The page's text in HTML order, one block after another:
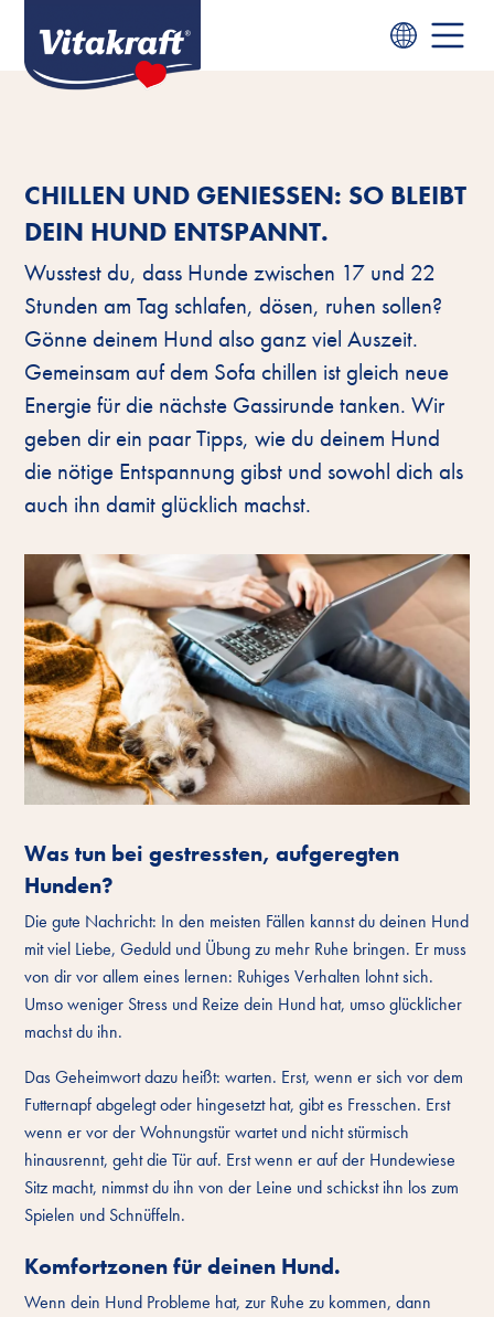
CHILLEN UND GENIESSEN: SO BLEIBT D
EIN HUND ENTSPANNT.
Wusstest du, dass Hunde zwischen 17 und 22
Stunden am Tag schlafen, dösen, ruhen sollen?
Gönne deinem Hund also ganz viel Auszeit.
Gemeinsam auf dem Sofa chillen ist gleich neue
Energie für die nächste Gassirunde tanken. Wir
geben dir ein paar Tipps, wie du deinem Hund
die nötige Entspannung gibst und sowohl dich als
auch ihn damit glücklich machst.
Was tun bei gestressten, aufgeregten
Hunden?
Die gute Nachricht: In den meisten Fällen kannst du deinen Hund
mit viel Liebe, Geduld und Übung zu mehr Ruhe bringen. Er muss
von dir vor allem eines lernen: Ruhiges Verhalten lohnt sich.
Umso weniger Stress und Reize dein Hund hat, umso glücklicher
machst du ihn.
Das Geheimwort dazu heißt: warten. Erst, wenn er sich vor dem
Futternapf abgelegt oder hingesetzt hat, gibt es Fresschen. Erst
wenn er vor der Wohnungstür wartet und nicht stürmisch
hinausrennt, geht die Tür auf. Erst wenn er auf der Hundewiese
Sitz macht, nimmst du ihn von der Leine und schickst ihn los zum
Spielen und Schnüffeln.
Komfortzonen für deinen Hund.
Wenn dein Hund Probleme hat, zur Ruhe zu kommen, dann